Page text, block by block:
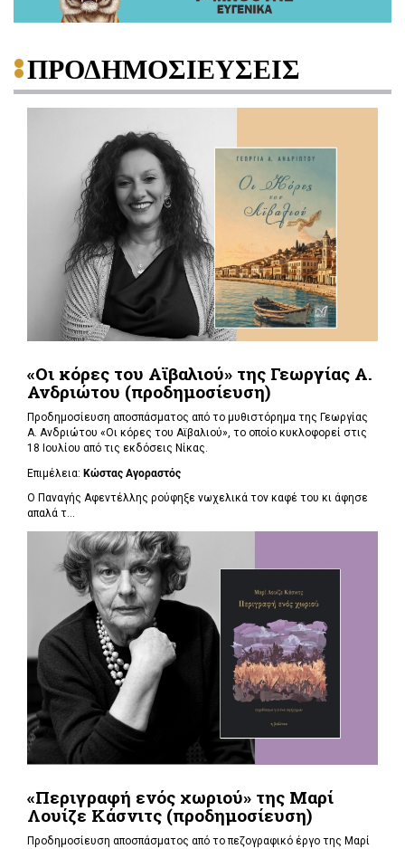
ΠΡΟΔΗΜΟΣΙΕΥΣΕΙΣ
«Οι κόρες του Αϊβαλιού» της Γεωργίας Α.
Ανδριώτου (προδημοσίευση)
Προδημοσίευση αποσπάσματος από το μυθιστόρημα της Γεωργίας
Α. Ανδριώτου «Οι κόρες του Αϊβαλιού», το οποίο κυκλοφορεί στις
18 Ιουλίου από τις εκδόσεις Νίκας.
Επιμέλεια: Κώστας Αγοραστός
Ο Παναγής Αφεντέλλης ρούφηξε νωχελικά τον καφέ του κι άφησε
απαλά τ...
«Περιγραφή ενός χωριού» της Μαρί
Λουίζε Κάσνιτς (προδημοσίευση)
Προδημοσίευση αποσπάσματος από το πεζογραφικό έργο της Μαρί